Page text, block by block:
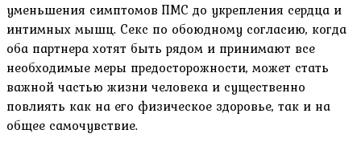
уменьшения симптомов ПМС до укрепления сердца и
интимных мышц. Секс по обоюдному согласию, когда
оба партнера хотят быть рядом и принимают все
необходимые меры предосторожности, может стать
важной частью жизни человека и существенно
повлиять как на его физическое здоровье, так и на
общее самочувствие.